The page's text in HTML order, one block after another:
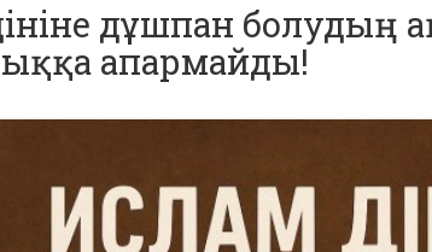
дұшпан болудың
апармайды!